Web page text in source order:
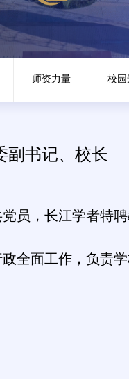
师资力量 校园
副书记、校长
员，长江学者特聘
全面工作，负责